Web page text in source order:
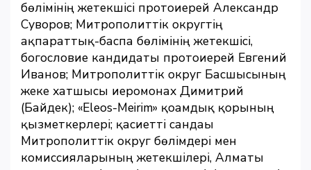
бөлімінің жетекшісі протоиерей Александр
Суворов; Митрополиттік округтің
ақпараттық-баспа бөлімінің жетекшісі,
богословие кандидаты протоиерей Евгений
Иванов; Митрополиттік округ Басшысының
жеке хатшысы иеромонах Димитрий
(Байдек); «Eleos-Meirim» қоғамдық қорының
қызметкерлері; қасиетті сандағы
Митрополиттік округ бөлімдері мен
комиссияларының жетекшілері, Алматы